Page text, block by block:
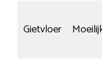
Gietvloer